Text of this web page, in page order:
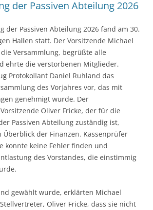
der Passiven Abteilung 2026
der Passiven Abteilung 2026 fand am 30.
Hallen statt. Der Vorsitzende Michael
Versammlung, begrüßte alle
ehrte die verstorbenen Mitglieder.
Protokollant Daniel Ruhland das
des Vorjahres vor, das mit
genehmigt wurde. Der
Oliver Fricke, der für die
Passiven Abteilung zuständig ist,
der Finanzen. Kassenprüfer
konnte keine Fehler finden und
des Vorstandes, die einstimmig
gewählt wurde, erklärten Michael
Oliver Fricke, dass sie nicht